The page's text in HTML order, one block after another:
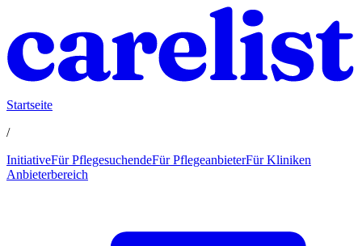
Startseite
/
InitiativeFür PflegesuchendeFür PflegeanbieterFür Kliniken
Anbieterbereich